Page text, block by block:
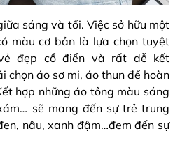
sáng và tối. Việc sở hữu một
màu cơ bản là lựa chọn tuyệt
đẹp cổ điển và rất dễ kết
chọn áo sơ mi, áo thun để hoàn
hợp những áo tông màu sáng
sẽ mang đến sự trẻ trung
nâu, xanh đậm…đem đến sự